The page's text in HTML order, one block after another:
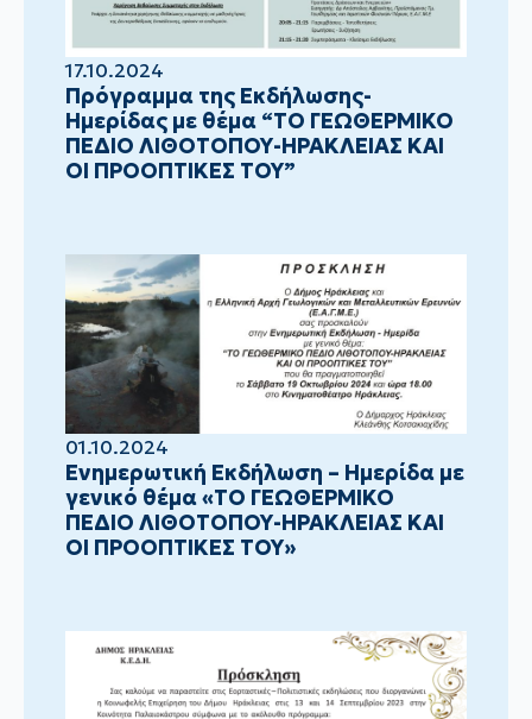
17.10.2024
Πρόγραμμα της Εκδήλωσης-
Ημερίδας με θέμα “ΤΟ ΓΕΩΘΕΡΜΙΚΟ
ΠΕΔΙΟ ΛΙΘΟΤΟΠΟΥ-ΗΡΑΚΛΕΙΑΣ ΚΑΙ
ΟΙ ΠΡΟΟΠΤΙΚΕΣ ΤΟΥ”
01.10.2024
Ενημερωτική Εκδήλωση – Ημερίδα με
γενικό θέμα «ΤΟ ΓΕΩΘΕΡΜΙΚΟ
ΠΕΔΙΟ ΛΙΘΟΤΟΠΟΥ-ΗΡΑΚΛΕΙΑΣ ΚΑΙ
ΟΙ ΠΡΟΟΠΤΙΚΕΣ ΤΟΥ»